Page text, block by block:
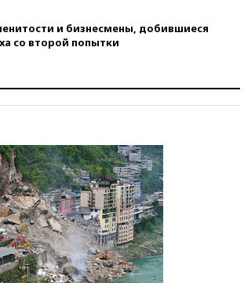
и бизнесмены, добившиеся
со второй попытки